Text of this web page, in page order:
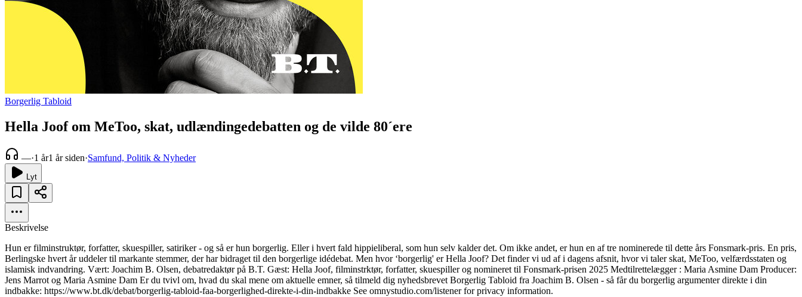
Borgerlig Tabloid
Hella Joof om MeToo, skat, udlændingedebatten og de vilde 80´ere
—·1 år1 år siden·Samfund, Politik & Nyheder
Lyt
Beskrivelse
Hun er filminstruktør, forfatter, skuespiller, satiriker - og så er hun borgerlig. Eller i hvert fald hippieliberal, som hun selv kalder det. Om ikke andet, er hun en af tre nominerede til dette års Fonsmark-pris. En pris,
Berlingske hvert år uddeler til markante stemmer, der har bidraget til den borgerlige idédebat. Men hvor ‘borgerlig' er Hella Joof? Det finder vi ud af i dagens afsnit, hvor vi taler skat, MeToo, velfærdsstaten og
islamisk indvandring. Vært: Joachim B. Olsen, debatredaktør på B.T. Gæst: Hella Joof, filminstrktør, forfatter, skuespiller og nomineret til Fonsmark-prisen 2025 Medtilrettelægger : Maria Asmine Dam Producer:
Jens Marrot og Maria Asmine Dam Er du tvivl om, hvad du skal mene om aktuelle emner, så tilmeld dig nyhedsbrevet Borgerlig Tabloid fra Joachim B. Olsen - så får du borgerlig argumenter direkte i din
indbakke: https://www.bt.dk/debat/borgerlig-tabloid-faa-borgerlighed-direkte-i-din-indbakke See omnystudio.com/listener for privacy information.